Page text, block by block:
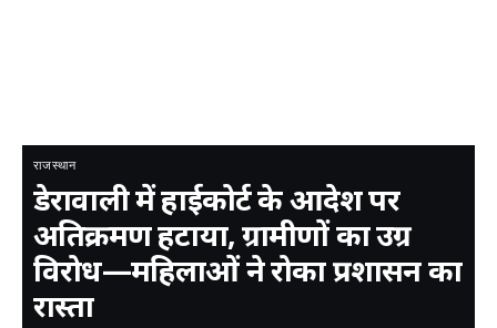
राजस्थान
डेरावाली में हाईकोर्ट के आदेश पर
अतिक्रमण हटाया, ग्रामीणों का उग्र
विरोध—महिलाओं ने रोका प्रशासन का
रास्ता